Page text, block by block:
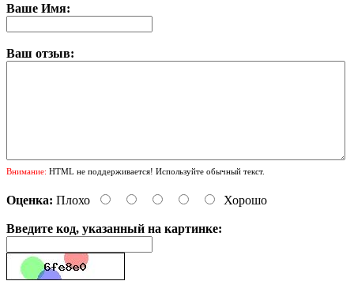
Ваше Имя:
Ваш отзыв:
Внимание: HTML не поддерживается! Используйте обычный текст.
Оценка: Плохо Хорошо
Введите код, указанный на картинке: